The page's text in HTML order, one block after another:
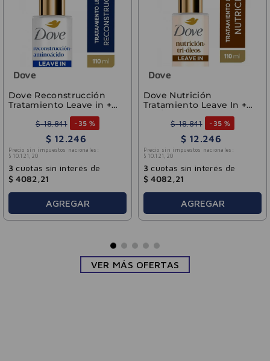
Dove
Dove Reconstrucción
Tratamiento Leave in +
Aminoácidos 110ml
$ 18.841 - 35 %
$ 12.246
Precio sin impuestos nacionales:
$ 10.121 , 20
3 cuotas sin interés de
$ 4082 21
AGREGAR
Dove
Dove Nutrición
Tratamiento Leave In +
Tri-Óleos 110 ml
$ 18.841 - 35 %
$ 12.246
Precio sin impuestos nacionales:
$ 10.121 , 20
3 cuotas sin interés de
$ 4082 21
AGREGAR
VER MÁS OFERTAS